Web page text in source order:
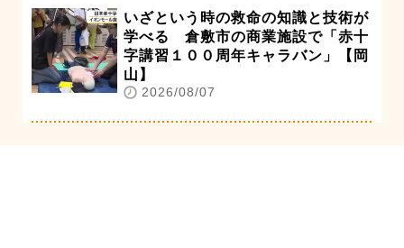
いざという時の救命の知識と技術が
学べる 倉敷市の商業施設で「赤十
字講習１００周年キャラバン」【岡
山】
2026/08/07